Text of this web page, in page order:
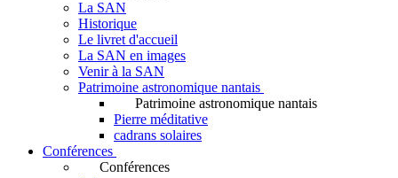
La SAN
Historique
Le livret d'accueil
La SAN en images
Venir à la SAN
Patrimoine astronomique nantais
Patrimoine astronomique nantais
Pierre méditative
cadrans solaires
Conférences
Conférences